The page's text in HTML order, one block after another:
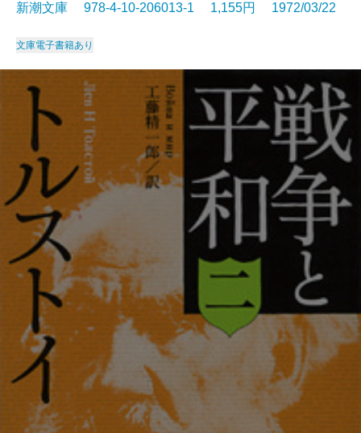
新潮文庫 978-4-10-206013-1 1,155円 1972/03/22
文庫電子書籍あり